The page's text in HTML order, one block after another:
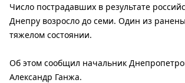
Число пострадавших в результате
Днепру возросло до семи. Один из
тяжелом состоянии.
Об этом сообщил начальник
Александр Ганжа.